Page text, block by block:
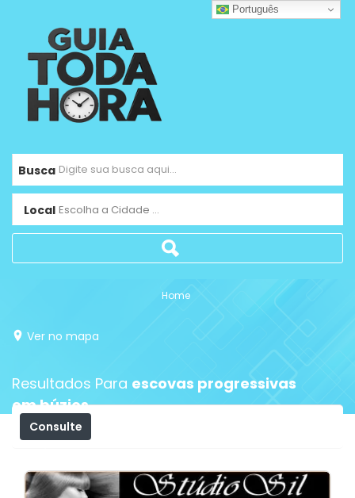
Busca
Local Escolha a Cidade ...
Home
Ver no mapa
Resultados Para escovas progressivas
em búzios
Consulte
Português